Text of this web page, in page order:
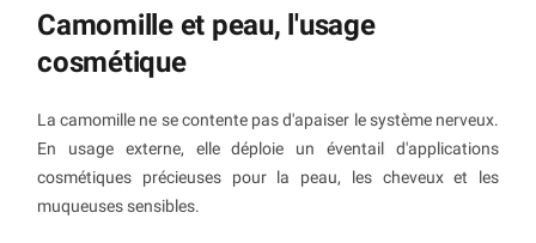
Camomille et peau, l'usage
cosmétique
La camomille ne se contente pas d'apaiser le système nerveux.
En usage externe, elle déploie un éventail d'applications
cosmétiques précieuses pour la peau, les cheveux et les
muqueuses sensibles.